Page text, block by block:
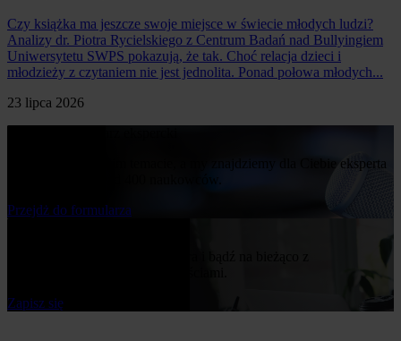
Czy książka ma jeszcze swoje miejsce w świecie młodych ludzi?
Analizy dr. Piotra Rycielskiego z Centrum Badań nad Bullyingiem
Uniwersytetu SWPS pokazują, że tak. Choć relacja dzieci i
młodzieży z czytaniem nie jest jednolita. Ponad połowa młodych...
23 lipca 2026
Napisz nam o swoim temacie, a my znajdziemy dla Ciebie eksperta
Przejdż do formularza
Zapisz się